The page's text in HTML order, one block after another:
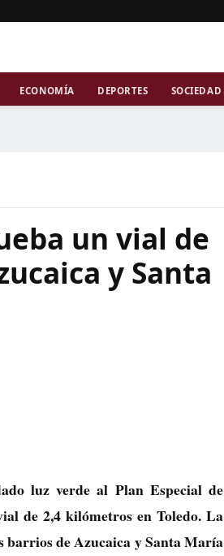
ECONOMÍA DEPORTES SOCIEDAD
un vial de
y Santa
luz verde al Plan Especial de
de 2,4 kilómetros en Toledo. La
de Azucaica y Santa María